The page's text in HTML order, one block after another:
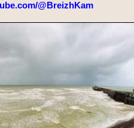
@BreizhKam